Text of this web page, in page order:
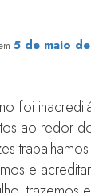
5 de maio
foi
ao redor
e